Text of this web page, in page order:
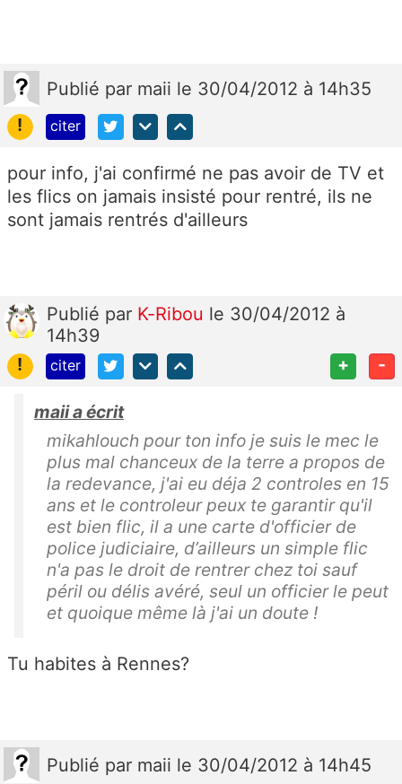
Publié par maii le 30/04/2012 à 14h35
!
citer
pour info, j'ai confirmé ne pas avoir de TV et
les flics on jamais insisté pour rentré, ils ne
sont jamais rentrés d'ailleurs
Publié par K-Ribou le 30/04/2012 à
14h39
!
citer + -
maii a écrit
mikahlouch pour ton info je suis le mec le
plus mal chanceux de la terre a propos de
la redevance, j'ai eu déja 2 controles en 15
ans et le controleur peux te garantir qu'il
est bien flic, il a une carte d'officier de
police judiciaire, d’ailleurs un simple flic
n'a pas le droit de rentrer chez toi sauf
péril ou délis avéré, seul un officier le peut
et quoique même là j'ai un doute !
Tu habites à Rennes?
Publié par maii le 30/04/2012 à 14h45